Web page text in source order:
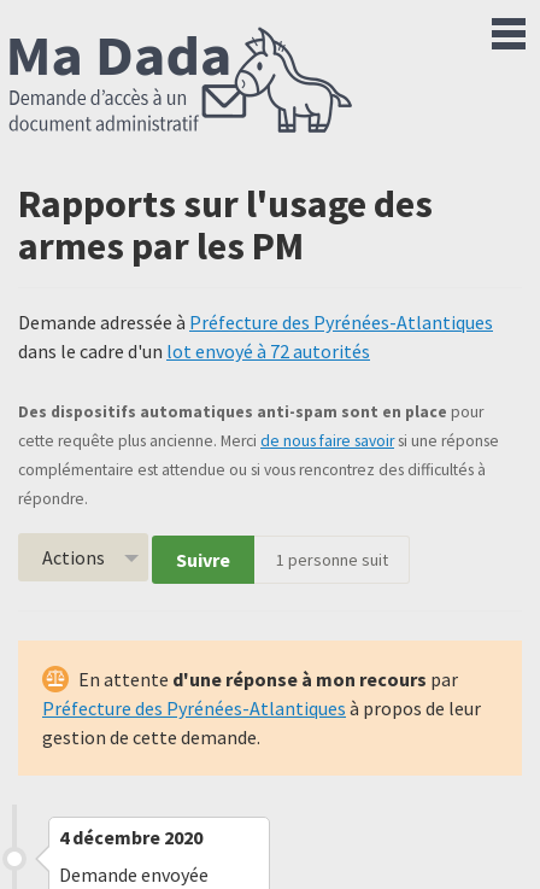
Rapports sur l'usage des
armes par les PM
Demande adressée à Préfecture des Pyrénées-Atlantiques
dans le cadre d'un lot envoyé à 72 autorités
Des dispositifs automatiques anti-spam sont en place pour
cette requête plus ancienne. Merci de nous faire savoirsi une réponse
complémentaire est attendue ou si vous rencontrez des difficultés à
répondre.
Actions Suivre 1 personne suit
En attente d'une réponse à mon recours par
Préfecture des Pyrénées-Atlantiques à propos de leur
gestion de cette demande.
4 décembre 2020
Demande envoyée